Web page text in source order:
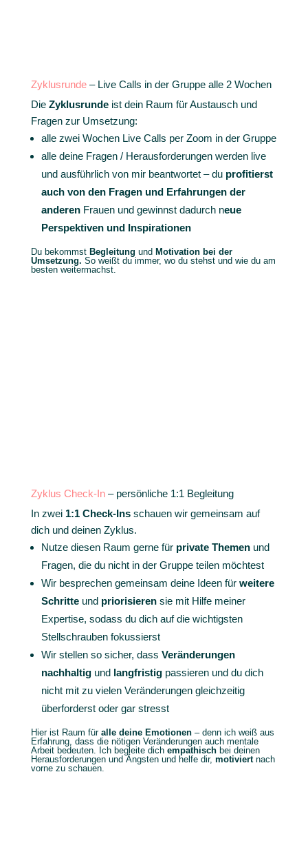
Zyklusrunde – Live Calls in der Gruppe alle 2 Wochen
Die Zyklusrundeist dein Raum für Austausch und
Fragen zur Umsetzung:
alle zwei Wochen Live Calls per Zoom in der Gruppe
alle deine Fragen / Herausforderungen werden live
und ausführlich von mir beantwortet – du profitierst
auch von den Fragen und Erfahrungen der
anderenFrauen und gewinnst dadurch neue
Perspektiven und Inspirationen
Du bekommst Begleitung und Motivation bei der
Umsetzung. So weißt du immer, wo du stehst und wie du am
besten weitermachst.
Zyklus Check-In – persönliche 1:1 Begleitung
In zwei 1:1 Check-Insschauen wir gemeinsam auf
dich und deinen Zyklus.
Nutze diesen Raum gerne für private Themenund
Fragen, die du nicht in der Gruppe teilen möchtest
Wir besprechen gemeinsam deine Ideen für weitere
Schritteund priorisierensie mit Hilfe meiner
Expertise, sodass du dich auf die wichtigsten
Stellschrauben fokussierst
Wir stellen so sicher, dass Veränderungen
nachhaltigund langfristigpassieren und du dich
nicht mit zu vielen Veränderungen gleichzeitig
überforderst oder gar stresst
Hier ist Raum füralle deine Emotionen– denn ich weiß aus
Erfahrung, dass die nötigen Veränderungen auch mentale
Arbeit bedeuten. Ich begleite dich empathischbei deinen
Herausforderungen und Ängsten und helfe dir, motiviertnach
vorne zu schauen.